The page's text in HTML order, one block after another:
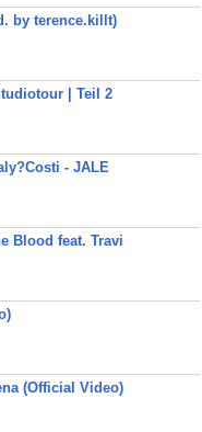
by terence.killt)
| Teil 2
- JALE
Blood feat. Travi
(Official Video)